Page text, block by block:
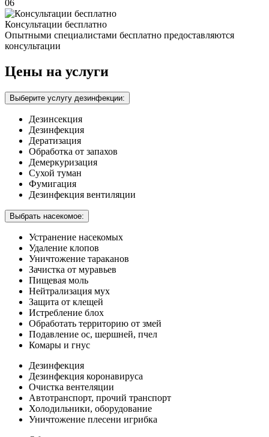
06
Консультации бесплатно
Опытными специалистами бесплатно предоставляются
консультации
Цены на услуги
Выберите услугу дезинфекции:
Дезинсекция
Дезинфекция
Дератизация
Обработка от запахов
Демеркуризация
Сухой туман
Фумигация
Дезинфекция вентиляции
Выбрать насекомое:
Устранение насекомых
Удаление клопов
Уничтожение тараканов
Зачистка от муравьев
Пищевая моль
Нейтрализация мух
Защита от клещей
Истребление блох
Обработать территорию от змей
Подавление ос, шершней, пчел
Комары и гнус
Дезинфекция
Дезинфекция коронавируса
Очистка вентеляции
Автотранспорт, прочий транспорт
Холодильники, оборудование
Уничтожение плесени игрибка